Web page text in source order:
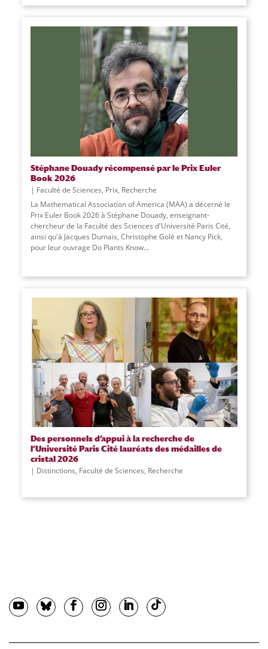
Stéphane Douady récompensé par le Prix Euler
Book 2026
Faculté de Sciences, Prix, Recherche
La Mathematical Association of America (MAA) a décerné le
Prix Euler Book 2026 à Stéphane Douady, enseignant-
chercheur de la Faculté des Sciences d'Université Paris Cité,
ainsi qu'à Jacques Dumais, Christophe Golé et Nancy Pick,
pour leur ouvrage Do Plants Know...
Des personnels d’appui à la recherche de
l’Université Paris Cité lauréats des médailles de
cristal 2026
Distinctions, Faculté de Sciences, Recherche